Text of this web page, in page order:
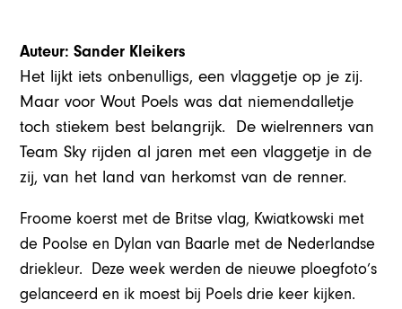
Auteur: Sander Kleikers
Het lijkt iets onbenulligs, een vlaggetje op je zij.
Maar voor Wout Poels was dat niemendalletje
toch stiekem best belangrijk. De wielrenners van
Team Sky rijden al jaren met een vlaggetje in de
zij, van het land van herkomst van de renner.
Froome koerst met de Britse vlag, Kwiatkowski met
de Poolse en Dylan van Baarle met de Nederlandse
driekleur. Deze week werden de nieuwe ploegfoto’s
gelanceerd en ik moest bij Poels drie keer kijken.